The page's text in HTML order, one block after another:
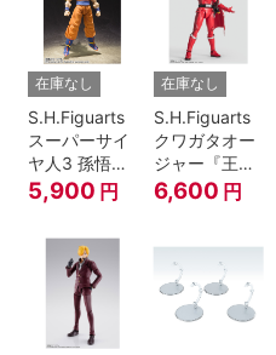
在庫なし
S.H.Figuarts
スーパーサイ
ヤ人3 孫悟空
『ドラゴンボ
ールZ』
5,900 円
在庫なし
S.H.Figuarts
クワガタオー
ジャー『王様
戦隊キングオ
ージャー』
6,600 円